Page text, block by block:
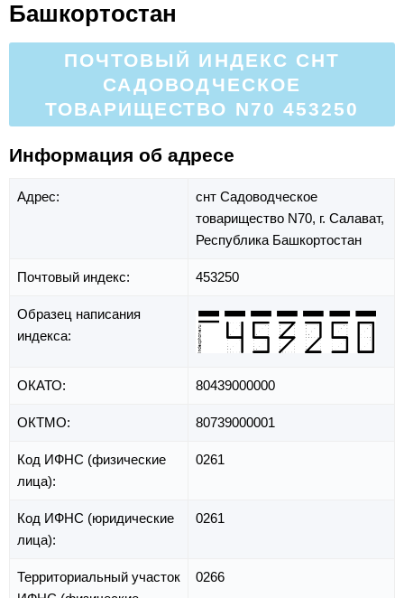
Башкортостан
ПОЧТОВЫЙ ИНДЕКС СНТ
САДОВОДЧЕСКОЕ
ТОВАРИЩЕСТВО N70 453250
Информация об адресе
Адрес:
снт Садоводческое
товарищество N70, г. Салават,
Республика Башкортостан
Почтовый индекс: 453250
Образец написания
индекса:
ОКАТО: 80439000000
ОКТМО: 80739000001
Код ИФНС (физические
лица):
0261
Код ИФНС (юридические
лица):
0261
Территориальный участок
0266